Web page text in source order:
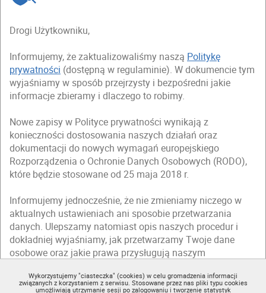
Wykorzystujemy "ciasteczka" (cookies) w celu gromadzenia informacji
związanych z korzystaniem z serwisu. Stosowane przez nas pliki typu cookies
umożliwiają utrzymanie sesji po zalogowaniu i tworzenie statystyk
Drogi Użytkowniku,
Informujemy, że zaktualizowaliśmy naszą Politykę
prywatności (dostępną w regulaminie). W dokumencie tym
wyjaśniamy w sposób przejrzysty i bezpośredni jakie
informacje zbieramy i dlaczego to robimy.
Nowe zapisy w Polityce prywatności wynikają z
konieczności dostosowania naszych działań oraz
dokumentacji do nowych wymagań europejskiego
Rozporządzenia o Ochronie Danych Osobowych (RODO),
które będzie stosowane od 25 maja 2018 r.
Informujemy jednocześnie, że nie zmieniamy niczego w
aktualnych ustawieniach ani sposobie przetwarzania
danych. Ulepszamy natomiast opis naszych procedur i
dokładniej wyjaśniamy, jak przetwarzamy Twoje dane
osobowe oraz jakie prawa przysługują naszym